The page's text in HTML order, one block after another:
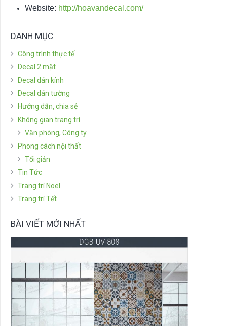
Website: http://hoavandecal.com/
DANH MỤC
Công trình thực tế
Decal 2 mặt
Decal dán kính
Decal dán tường
Hướng dẫn, chia sẻ
Không gian trang trí
Văn phòng, Công ty
Phong cách nội thất
Tối giản
Tin Tức
Trang trí Noel
Trang trí Tết
BÀI VIẾT MỚI NHẤT